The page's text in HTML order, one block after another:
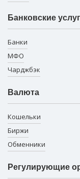
Банковские
Банки
МФО
Чарджбэк
Валюта
Кошельки
Биржи
Обменники
Регулирующие